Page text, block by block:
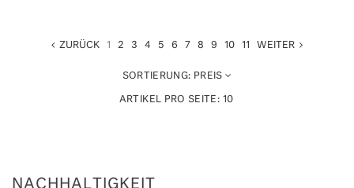
ZURÜCK 1 2 3 4 5 6 7 8 9 10 11 WEITER
SORTIERUNG: PREIS
ARTIKEL PRO SEITE: 10
NACHHALTIGKEIT